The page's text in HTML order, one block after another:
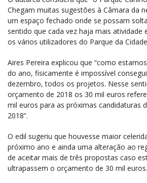
Chegam muitas sugestões à Câmara da
um espaço fechado onde se possam
sentido que cada vez haja mais atividade
os vários utilizadores do Parque da
Aires Pereira explicou que “como
do ano, fisicamente é impossível
dezembro, todos os projetos. Nesse
orçamento de 2018 os 30 mil euros
mil euros para as próximas candidaturas
2018”.
O edil sugeriu que houvesse maior
próximo ano e ainda uma alteração ao
de aceitar mais de três propostas caso
ultrapassem o orçamento de 30 mil euros.